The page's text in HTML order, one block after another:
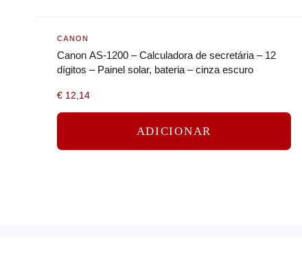
CANON
Canon AS-1200 – Calculadora de secretária – 12
dígitos – Painel solar, bateria – cinza escuro
€ 12,14
ADICIONAR